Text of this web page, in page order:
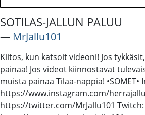
SOTILAS-JALLUN PALUU
― MrJallu101
Kiitos, kun katsoit videoni! Jos
painaa! Jos videot kiinnostavat
muista painaa Tilaa-nappia! •SOMET•
https://www.instagram.com/
https://twitter.com/MrJallu101 Twitch: